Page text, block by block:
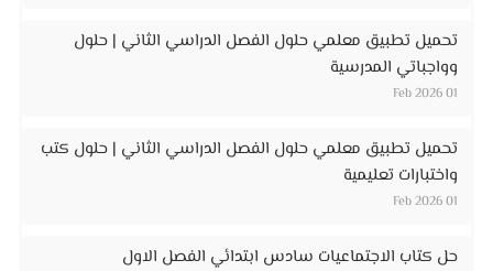
تحميل تطبيق معلمي حلول الفصل الدراسي الثاني | حلول
وواجباتي المدرسية
01 Feb 2026
تحميل تطبيق معلمي حلول الفصل الدراسي الثاني | حلول كتب
واختبارات تعليمية
01 Feb 2026
حل كتاب الاجتماعيات سادس ابتدائي الفصل الاول